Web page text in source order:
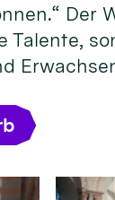
Der